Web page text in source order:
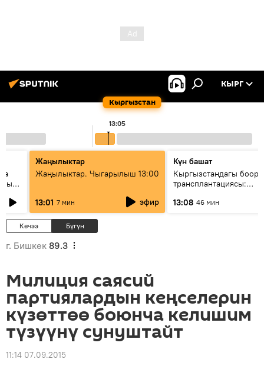
Кыргызстан
КЫРГ
13:05
Жаңылыктар
Жаңылыктар. Чыгарылыш 13:00
13:01 7 мин эфир
Күн башат
Кыргызстандагы боор
трансплантациясы:
келечеги
13:08 46 мин
Кечээ Бүгүн
г. Бишкек 89.3
Милиция саясий
партиялардын кеңселерин
күзөттөө боюнча келишим
түзүүнү сунуштайт
11:14 07.09.2015